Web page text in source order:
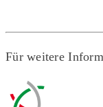
Für weitere